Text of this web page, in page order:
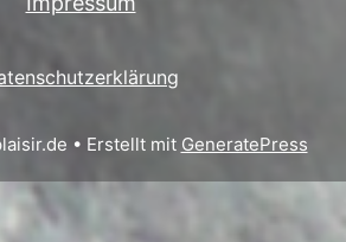
• Erstellt mit GeneratePress